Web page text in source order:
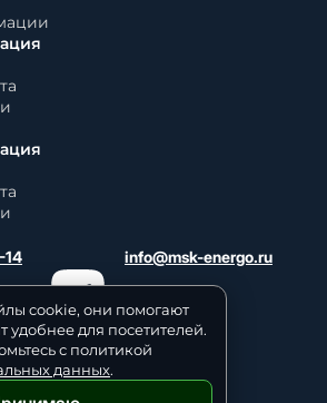
cookie, они помогают
удобнее для посетителей.
с политикой
данных.
14 info@msk-energo.ru